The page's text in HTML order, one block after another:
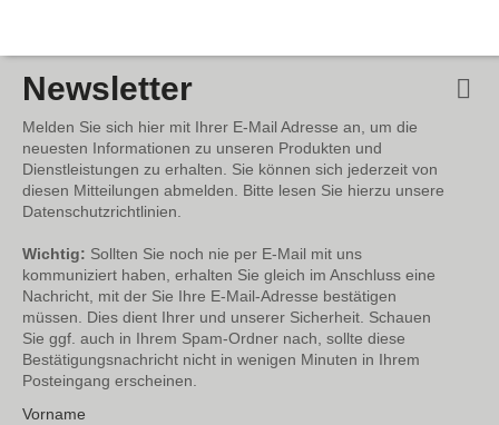
Newsletter
Melden Sie sich hier mit Ihrer E-Mail Adresse an, um die
neuesten Informationen zu unseren Produkten und
Dienstleistungen zu erhalten. Sie können sich jederzeit von
diesen Mitteilungen abmelden. Bitte lesen Sie hierzu unsere
Datenschutzrichtlinien.
Wichtig: Sollten Sie noch nie per E-Mail mit uns
kommuniziert haben, erhalten Sie gleich im Anschluss eine
Nachricht, mit der Sie Ihre E-Mail-Adresse bestätigen
müssen. Dies dient Ihrer und unserer Sicherheit. Schauen
Sie ggf. auch in Ihrem Spam-Ordner nach, sollte diese
Bestätigungsnachricht nicht in wenigen Minuten in Ihrem
Posteingang erscheinen.